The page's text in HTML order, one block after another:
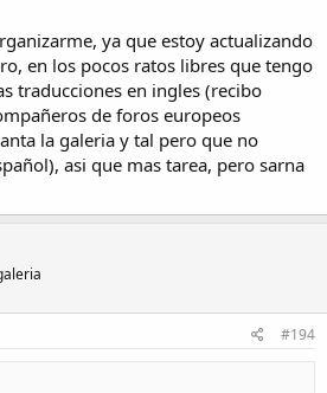
ya que estoy actualizando
en los pocos ratos libres que tengo
traducciones en ingles (recibo
de foros europeos
la galeria y tal pero que no
asi que mas tarea, pero sarna
#194